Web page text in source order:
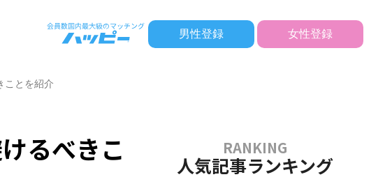
男性登録 女性登録
ことを紹介
るべきこ
人気記事ランキング